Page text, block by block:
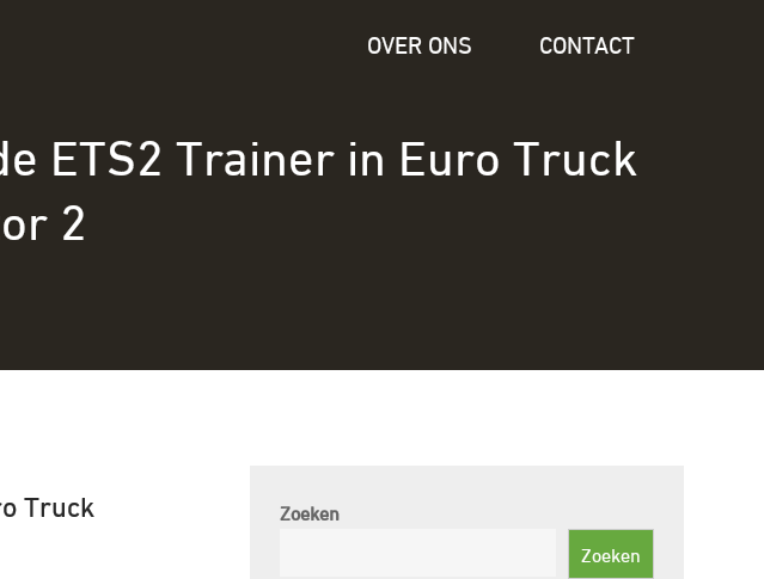
OVER ONS CONTACT
ETS2 Trainer in Euro Truck
2
Truck
Zoeken
Zoeken